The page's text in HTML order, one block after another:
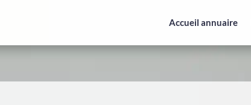
Accueil annuaire